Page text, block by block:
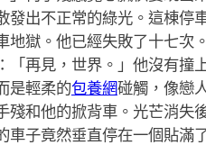
發出不正常的綠光。這棟
地獄。他已經失敗了十七次
「再見，世界。」他沒有
是輕柔的包養網碰觸，像戀
殘和他的掀背車。光芒消
車子竟然垂直停在一個貼